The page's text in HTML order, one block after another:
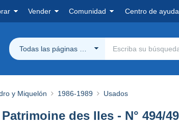
Vender Comunidad Centro de ayuda
Todas las páginas Delcampe
y Miquelón 1986-1989 Usados
des Iles - N° 494/